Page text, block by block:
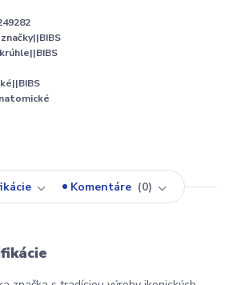
Komentáre 0